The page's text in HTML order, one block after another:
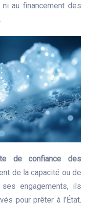
au financement des
de confiance des
de la capacité ou de
engagements, ils
pour prêter à l’État.